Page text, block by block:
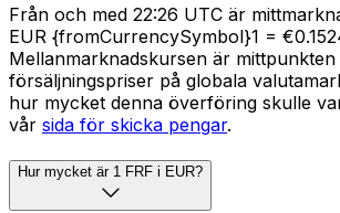
Från och med 22:26 UTC är
EUR {fromCurrencySymbol}1 =
Mellanmarknadskursen är
försäljningspriser på globala
hur mycket denna överföring skulle
vår sida för skicka pengar.
Hur mycket är 1 FRF i EUR?